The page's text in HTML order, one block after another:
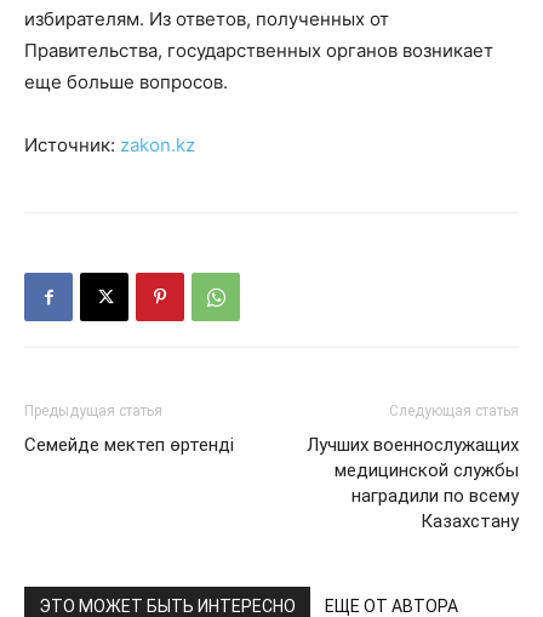
избирателям. Из ответов, полученных от
Правительства, государственных органов возникает
еще больше вопросов.
Источник: zakon.kz
Предыдущая статья
Семейде мектеп өртенді
Следующая статья
Лучших военнослужащих
медицинской службы
наградили по всему
Казахстану
ЭТО МОЖЕТ БЫТЬ ИНТЕРЕСНО ЕЩЕ ОТ АВТОРА